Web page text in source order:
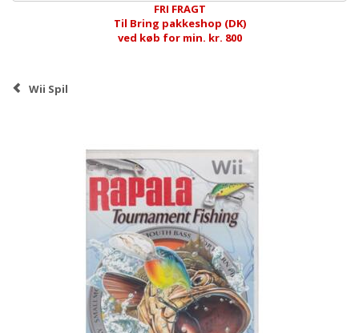
FRI FRAGT
Til Bring pakkeshop (DK)
ved køb for min. kr. 800
Wii Spil